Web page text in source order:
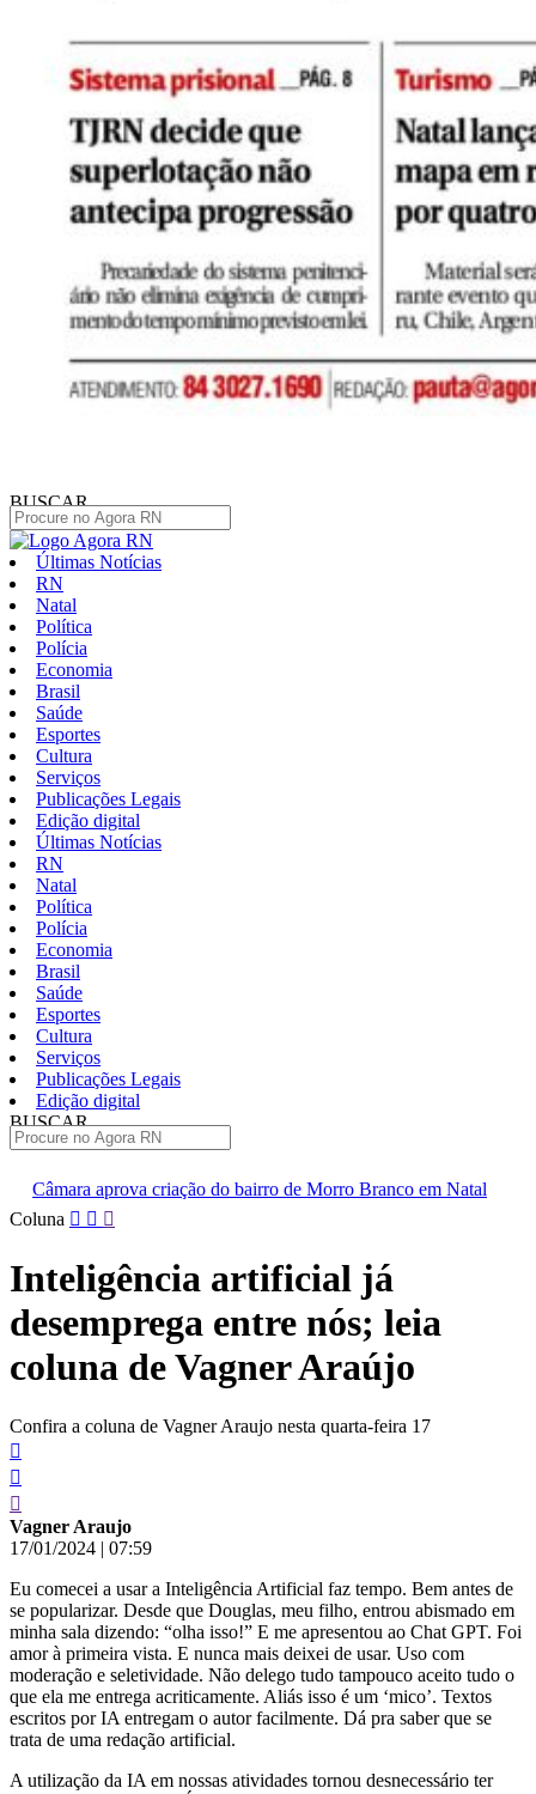
BUSCAR
Últimas Notícias
RN
Natal
Política
Polícia
Economia
Brasil
Saúde
Esportes
Cultura
Serviços
Publicações Legais
Edição digital
Últimas Notícias
RN
Natal
Política
Polícia
Economia
Brasil
Saúde
Esportes
Cultura
Serviços
Publicações Legais
Edição digital
BUSCAR
do bairro de Morro Branco em Natal
Festa no Bardallos
Pular
conteúdo
Coluna
Inteligência artificial já
desemprega entre nós; leia
coluna de Vagner Araújo
Confira a coluna de Vagner Araujo nesta quarta-feira 17
Vagner Araujo
17/01/2024 | 07:59
Eu comecei a usar a Inteligência Artificial faz tempo. Bem antes de
se popularizar. Desde que Douglas, meu filho, entrou abismado em
minha sala dizendo: “olha isso!” E me apresentou ao Chat GPT. Foi
amor à primeira vista. E nunca mais deixei de usar. Uso com
moderação e seletividade. Não delego tudo tampouco aceito tudo o
que ela me entrega acriticamente. Aliás isso é um ‘mico’. Textos
escritos por IA entregam o autor facilmente. Dá pra saber que se
trata de uma redação artificial.
A utilização da IA em nossas atividades tornou desnecessário ter